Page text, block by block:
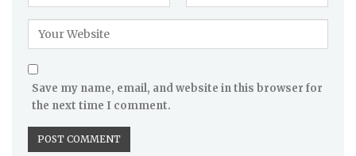
Save my name, email, and website in this browser for
the next time I comment.